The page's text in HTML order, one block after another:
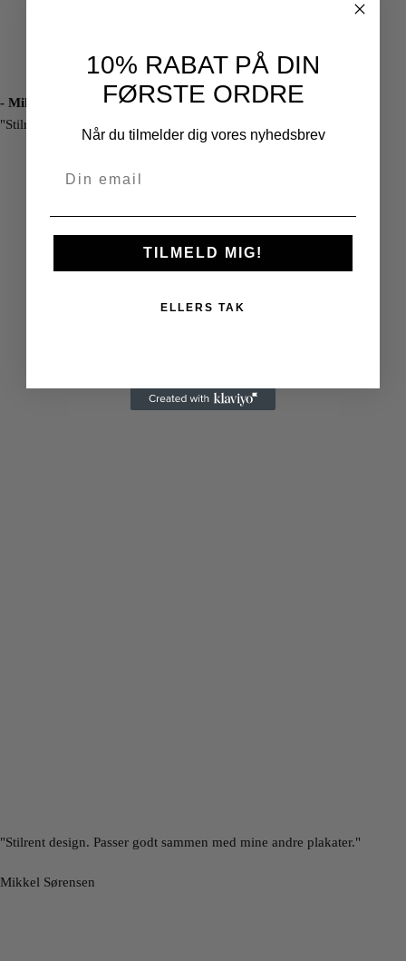
- Mikkel Sørensen
"Stilrent design. Passer godt sammen med mine andre plakater."
"Stilrent design. Passer godt sammen med mine andre plakater."
Mikkel Sørensen
10% RABAT PÅ DIN
FØRSTE ORDRE
Når du tilmelder dig vores nyhedsbrev
TILMELD MIG!
ELLERS TAK